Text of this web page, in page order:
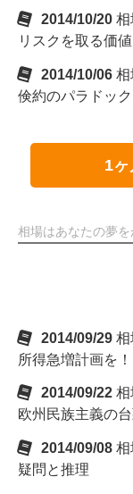
2014/10/20 相
リスクを取る価値
2014/10/06 相
倹約のパラドッ
1
相場はあなたの夢
2014/09/29 相
所得急増計画を！
2014/09/22 相
欧州民族主義の
2014/09/08 相
疑問と推理